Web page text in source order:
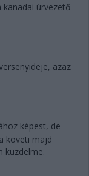
úrvezető
azaz
képest, de
követi majd
küzdelme.